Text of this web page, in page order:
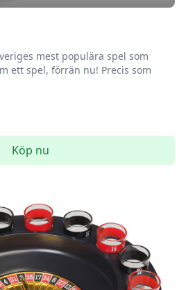
mest populära spel som
ett spel, förrän nu! Precis som
Köp nu